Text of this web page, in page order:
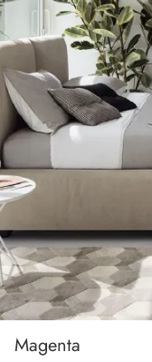
Magenta